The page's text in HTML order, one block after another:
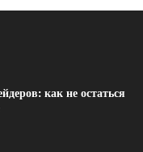
как не остаться